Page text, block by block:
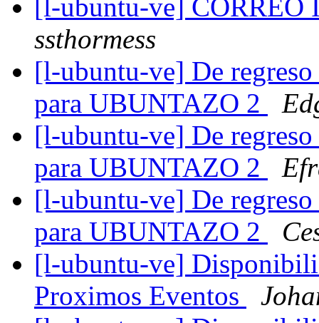
[l-ubuntu-ve]
ssthormess
[l-ubuntu-ve] De
para UBUNTAZO 2
[l-ubuntu-ve] De
para UBUNTAZO 2
[l-ubuntu-ve] De
para UBUNTAZO 2
[l-ubuntu-ve]
Proximos Eventos